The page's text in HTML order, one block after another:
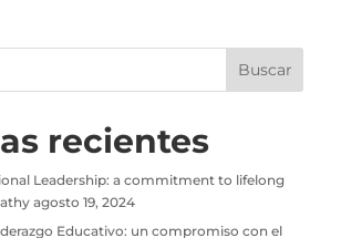
recientes
Leadership: a commitment to lifelong
agosto 19, 2024
Educativo: un compromiso con el